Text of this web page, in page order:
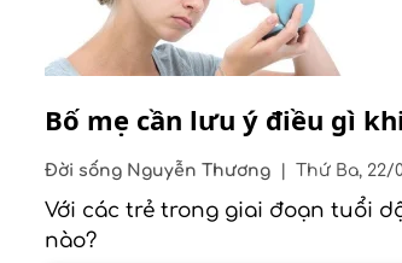
Bố mẹ cần lưu ý điều gì
Đời sống Nguyễn Thương Thứ Ba, 22/
Với các trẻ trong giai đoạn tuổi
nào?